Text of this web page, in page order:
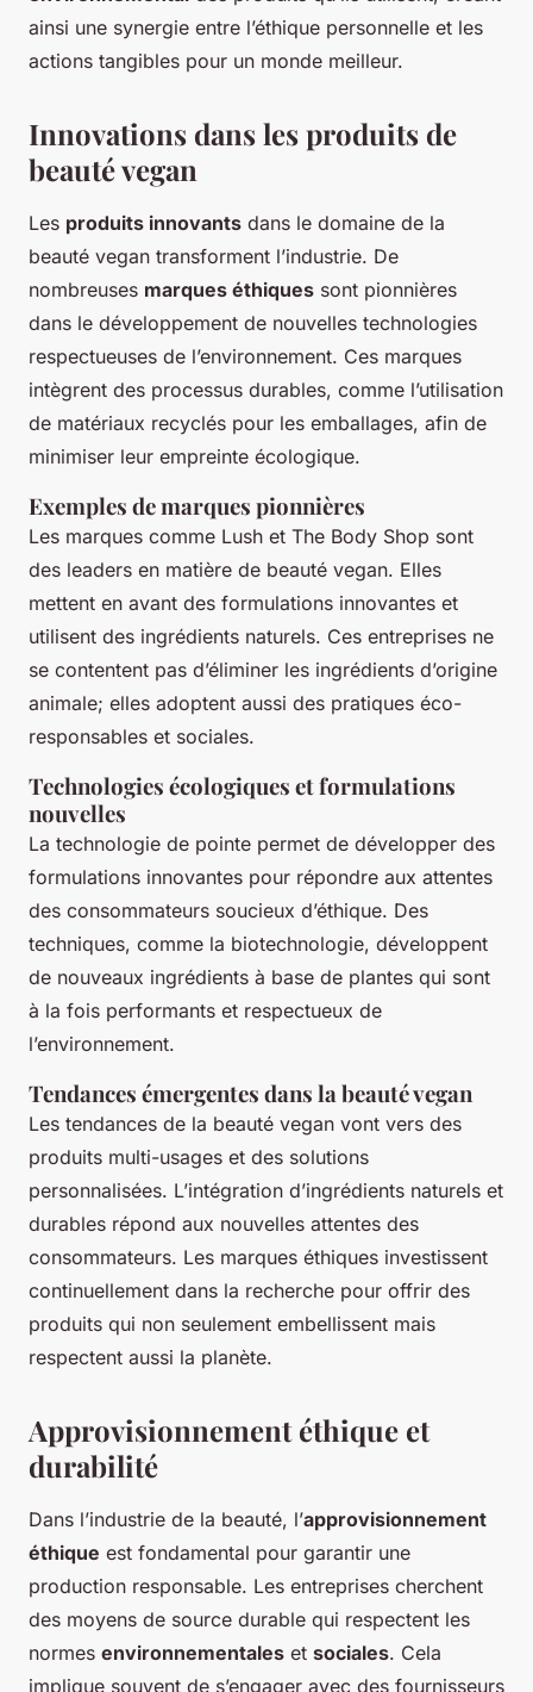
ainsi une synergie entre l’éthique personnelle et les
actions tangibles pour un monde meilleur.
Innovations dans les produits de
beauté vegan
Les produits innovants dans le domaine de la
beauté vegan transforment l’industrie. De
nombreuses marques éthiques sont pionnières
dans le développement de nouvelles technologies
respectueuses de l’environnement. Ces marques
intègrent des processus durables, comme l’utilisation
de matériaux recyclés pour les emballages, afin de
minimiser leur empreinte écologique.
Exemples de marques pionnières
Les marques comme Lush et The Body Shop sont
des leaders en matière de beauté vegan. Elles
mettent en avant des formulations innovantes et
utilisent des ingrédients naturels. Ces entreprises ne
se contentent pas d’éliminer les ingrédients d’origine
animale; elles adoptent aussi des pratiques éco-
responsables et sociales.
Technologies écologiques et formulations
nouvelles
La technologie de pointe permet de développer des
formulations innovantes pour répondre aux attentes
des consommateurs soucieux d’éthique. Des
techniques, comme la biotechnologie, développent
de nouveaux ingrédients à base de plantes qui sont
à la fois performants et respectueux de
l’environnement.
Tendances émergentes dans la beauté vegan
Les tendances de la beauté vegan vont vers des
produits multi-usages et des solutions
personnalisées. L’intégration d’ingrédients naturels et
durables répond aux nouvelles attentes des
consommateurs. Les marques éthiques investissent
continuellement dans la recherche pour offrir des
produits qui non seulement embellissent mais
respectent aussi la planète.
Approvisionnement éthique et
durabilité
Dans l’industrie de la beauté, l’approvisionnement
éthique est fondamental pour garantir une
production responsable. Les entreprises cherchent
des moyens de source durable qui respectent les
normes environnementales et sociales. Cela
implique souvent de s’engager avec des fournisseurs